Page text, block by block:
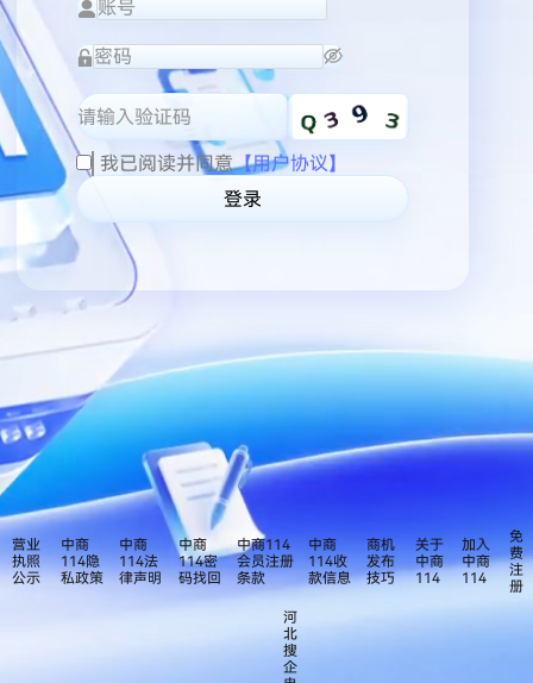
我已阅读并同意【用户协议】
登录
营业
执照
公示
中商
114隐
私政策
中商
114法
律声明
中商
114密
码找回
中商114
会员注册
条款
中商
114收
款信息
商机
发布
技巧
关于
中商
114
加入
中商
114
免
费
注
册
河
北
搜
企